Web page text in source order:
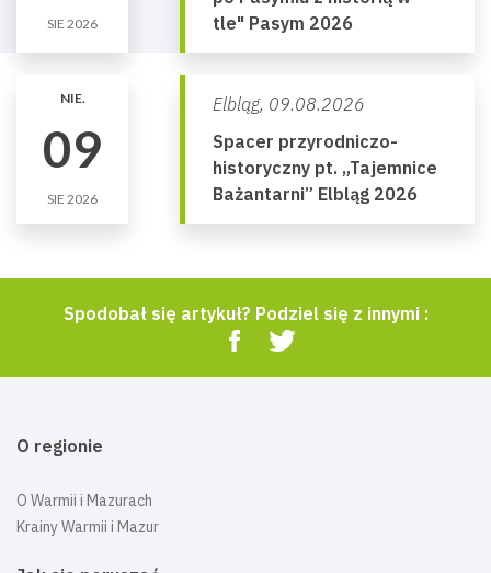
SIE 2026
tle" Pasym 2026
NIE.
09
SIE 2026
Elbląg, 09.08.2026
Spacer przyrodniczo-
historyczny pt. „Tajemnice
Bażantarni” Elbląg 2026
Spodobał się artykuł? Podziel się z innymi :
O regionie
O Warmii i Mazurach
Krainy Warmii i Mazur